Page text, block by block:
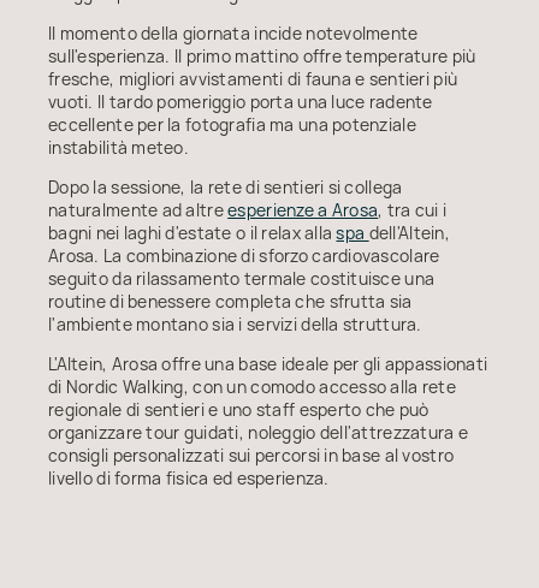
Il momento della giornata incide notevolmente
sull'esperienza. Il primo mattino offre temperature più
fresche, migliori avvistamenti di fauna e sentieri più
vuoti. Il tardo pomeriggio porta una luce radente
eccellente per la fotografia ma una potenziale
instabilità meteo.
Dopo la sessione, la rete di sentieri si collega
naturalmente ad altreesperienze a Arosa, tra cui i
bagni nei laghi d'estate o il relax allaspa dell'Altein,
Arosa. La combinazione di sforzo cardiovascolare
seguito da rilassamento termale costituisce una
routine di benessere completa che sfrutta sia
l'ambiente montano sia i servizi della struttura.
L'Altein, Arosa offre una base ideale per gli appassionati
di Nordic Walking, con un comodo accesso alla rete
regionale di sentieri e uno staff esperto che può
organizzare tour guidati, noleggio dell'attrezzatura e
consigli personalizzati sui percorsi in base al vostro
livello di forma fisica ed esperienza.